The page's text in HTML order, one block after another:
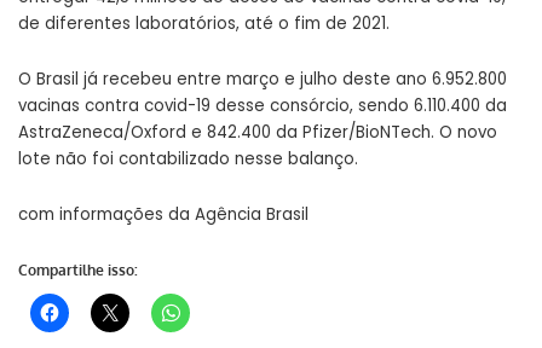
de diferentes laboratórios, até o fim de 2021.
O Brasil já recebeu entre março e julho deste ano 6.952.800
vacinas contra covid-19 desse consórcio, sendo 6.110.400 da
AstraZeneca/Oxford e 842.400 da Pfizer/BioNTech. O novo
lote não foi contabilizado nesse balanço.
com informações da Agência Brasil
Compartilhe isso: